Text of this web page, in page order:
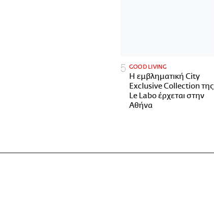
GOOD LIVING
Η εμβληματική City
Exclusive Collection της
Le Labo έρχεται στην
Αθήνα